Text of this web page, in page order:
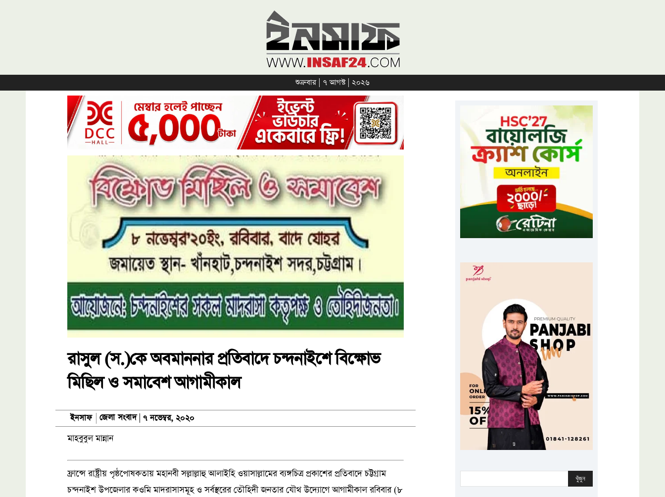
শুক্রবার | ৭ আগস্ট | ২০২৬
রাসুল (স.)কে অবমাননার প্রতিবাদে চন্দনাইশে বিক্ষোভ
মিছিল ও সমাবেশ আগামীকাল
ইনসাফ জেলা সংবাদ ৭ নভেম্বর, ২০২০
মাহবুবুল মান্নান
ফ্রান্সে রাষ্ট্রীয় পৃষ্ঠপোষকতায় মহানবী সল্লাল্লাহু আলাইহি ওয়াসাল্লামের ব্যঙ্গচিত্র প্রকাশের প্রতিবাদে চট্টগ্রাম
চন্দনাইশ উপজেলার কওমি মাদরাসাসমূহ ও সর্বস্থরের তৌহিদী জনতার যৌথ উদ্যোগে আগামীকাল রবিবার (৮
খুঁজুন